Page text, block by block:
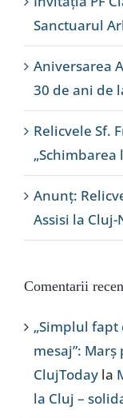
Sanctuarul
Aniversarea
30 de ani de
Relicvele Sf.
„Schimbarea
Anunț:
Assisi la Cluj-
Comentarii
„Simplul
mesaj”:
ClujToday la
la Cluj –